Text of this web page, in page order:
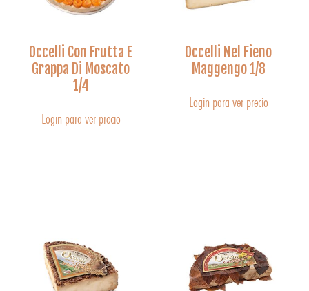
Occelli Con Frutta E
Grappa Di Moscato
1/4
Login para ver precio
Occelli Nel Fieno
Maggengo 1/8
Login para ver precio